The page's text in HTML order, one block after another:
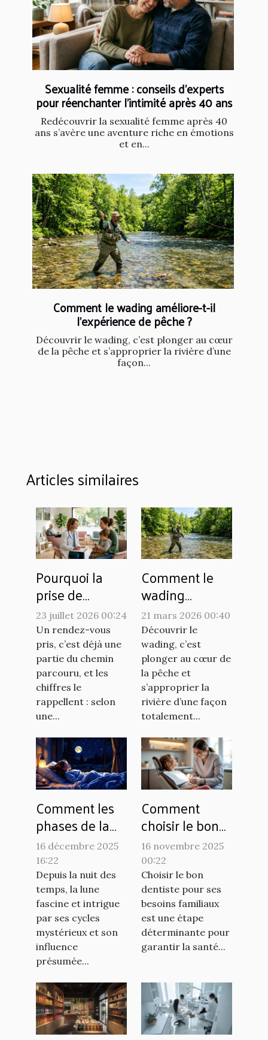
Sexualité femme : conseils d’experts
pour réenchanter l’intimité après 40 ans
Redécouvrir la sexualité femme après 40
ans s’avère une aventure riche en émotions
et en...
Comment le wading améliore-t-il
l'expérience de pêche ?
Découvrir le wading, c’est plonger au cœur
de la pêche et s’approprier la rivière d’une
façon...
Articles similaires
Pourquoi la
prise de
rendez-vous
pèse-t-elle
autant dans la
réussite d’une
consultation ?
23 juillet 2026 00:24
Un rendez-vous
pris, c’est déjà une
partie du chemin
parcouru, et les
chiffres le
rappellent : selon
une...
Comment le
wading
améliore-t-il
l'expérience de
pêche ?
21 mars 2026 00:40
Découvrir le
wading, c’est
plonger au cœur de
la pêche et
s’approprier la
rivière d’une façon
totalement...
Comment les
phases de la
lune affectent-
elles nos
habitudes de
sommeil ?
16 décembre 2025
16:22
Depuis la nuit des
temps, la lune
fascine et intrigue
par ses cycles
mystérieux et son
influence
présumée...
Comment
choisir le bon
dentiste pour
vos besoins
familiaux ?
16 novembre 2025
00:22
Choisir le bon
dentiste pour ses
besoins familiaux
est une étape
déterminante pour
garantir la santé...